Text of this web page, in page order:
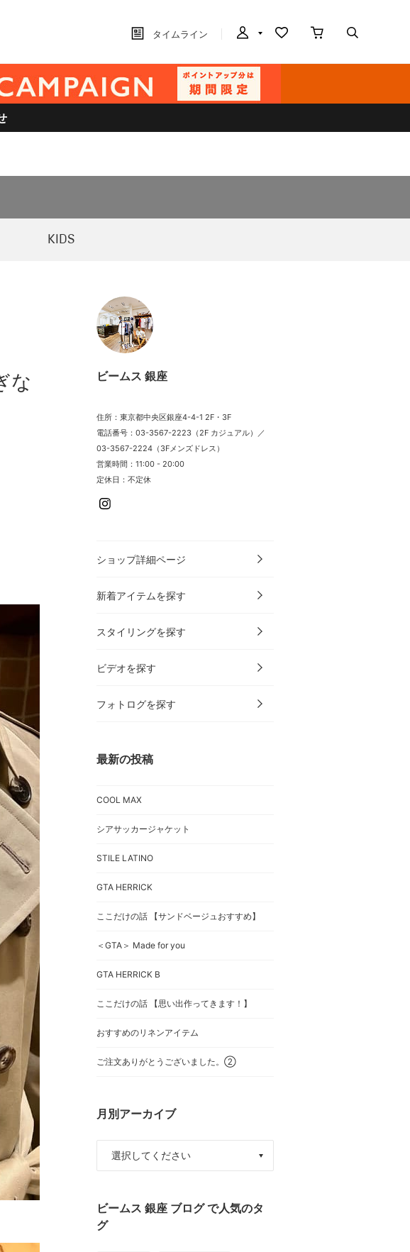
タイムライン
KIDS
な
ビームス 銀座
住所：東京都中央区銀座4-4-1 2F・3F
電話番号：03-3567-2223（2F カジュアル）／
03-3567-2224（3Fメンズドレス）
営業時間：11:00 - 20:00
定休日：不定休
ショップ詳細ページ
新着アイテムを探す
スタイリングを探す
ビデオを探す
フォトログを探す
最新の投稿
COOL MAX
シアサッカージャケット
STILE LATINO
GTA HERRICK
ここだけの話 【サンドベージュおすすめ】
＜GTA＞ Made for you
GTA HERRICK B
ここだけの話 【思い出作ってきます！】
おすすめのリネンアイテム
ご注文ありがとうございました。②
月別アーカイブ
ビームス 銀座 ブログ で人気のタ
グ